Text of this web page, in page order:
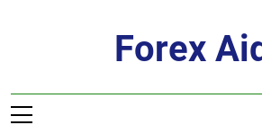
Forex